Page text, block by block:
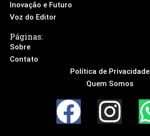
Inovação e Futuro
Voz do Editor
Páginas:
Sobre
Contato
Política de Privacidade
Quem Somos